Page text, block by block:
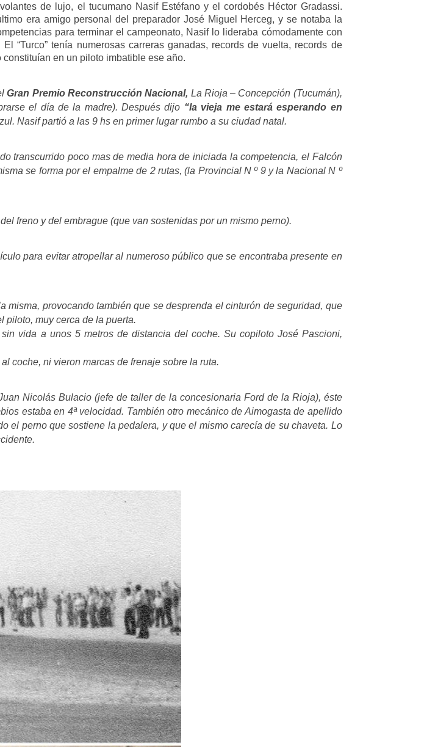
de lujo, el tucumano Nasif Estéfano y el cordobés Héctor Gradassi.
era amigo personal del preparador José Miguel Herceg, y se notaba la
para terminar el campeonato, Nasif lo lideraba cómodamente con
“Turco” tenía numerosas carreras ganadas, records de vuelta, records de
en un piloto imbatible ese año.
Gran Premio Reconstrucción Nacional, La Rioja – Concepción (Tucumán),
el día de la madre). Después dijo “la vieja me estará esperando en
Nasif partió a las 9 hs en primer lugar rumbo a su ciudad natal.
transcurrido poco mas de media hora de iniciada la competencia, el Falcón
se forma por el empalme de 2 rutas, (la Provincial N º 9 y la Nacional N º
freno y del embrague (que van sostenidas por un mismo perno).
para evitar atropellar al numeroso público que se encontraba presente en
provocando también que se desprenda el cinturón de seguridad, que
piloto, muy cerca de la puerta.
vida a unos 5 metros de distancia del coche. Su copiloto José Pascioni,
coche, ni vieron marcas de frenaje sobre la ruta.
Nicolás Bulacio (jefe de taller de la concesionaria Ford de la Rioja), éste
estaba en 4ª velocidad. También otro mecánico de Aimogasta de apellido
el perno que sostiene la pedalera, y que el mismo carecía de su chaveta. Lo